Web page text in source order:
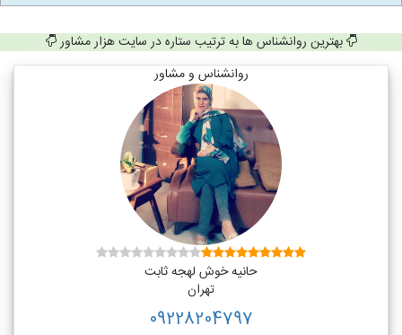
بهترین روانشناس ها به ترتیب ستاره در سایت هزار مشاور
روانشناس و مشاور
حانیه خوش لهجه ثابت
تهران
09228204797